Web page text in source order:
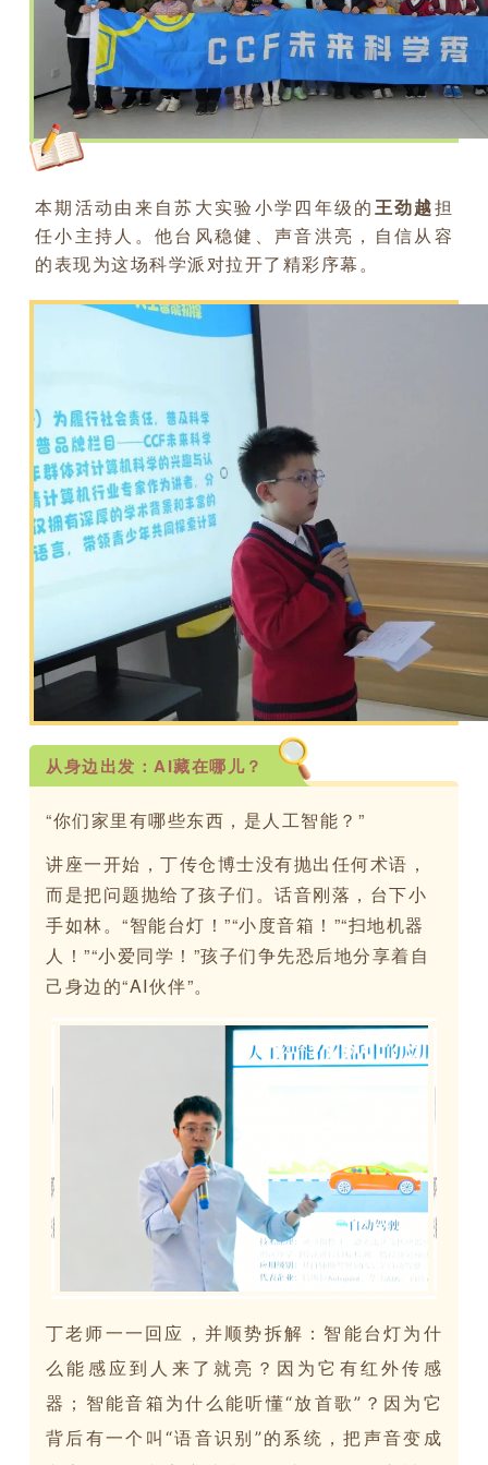
本期活动由来自苏大实验小学四年级的王劲越担
任小主持人。他台风稳健、声音洪亮，自信从容
的表现为这场科学派对拉开了精彩序幕。
从身边出发：AI藏在哪儿？
“你们家里有哪些东西，是人工智能？”
讲座一开始，丁传仓博士没有抛出任何术语，
而是把问题抛给了孩子们。话音刚落，台下小
手如林。“智能台灯！”“小度音箱！”“扫地机器
人！”“小爱同学！”孩子们争先恐后地分享着自
己身边的“AI伙伴”。
丁老师一一回应，并顺势拆解：智能台灯为什
么能感应到人来了就亮？因为它有红外传感
器；智能音箱为什么能听懂“放首歌”？因为它
背后有一个叫“语音识别”的系统，把声音变成